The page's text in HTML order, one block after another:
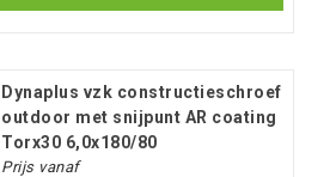
Dynaplus vzk constructieschroef
outdoor met snijpunt AR coating
Torx30 6,0x180/80
Prijs vanaf